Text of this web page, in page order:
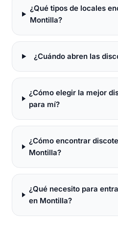
¿Qué tipos de locales
Montilla?
¿Cuándo abren las
¿Cómo elegir la mejor
para mí?
¿Cómo encontrar
Montilla?
¿Qué necesito para
en Montilla?